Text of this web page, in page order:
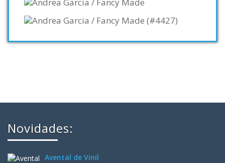
Novidades:
Avental de Vinil